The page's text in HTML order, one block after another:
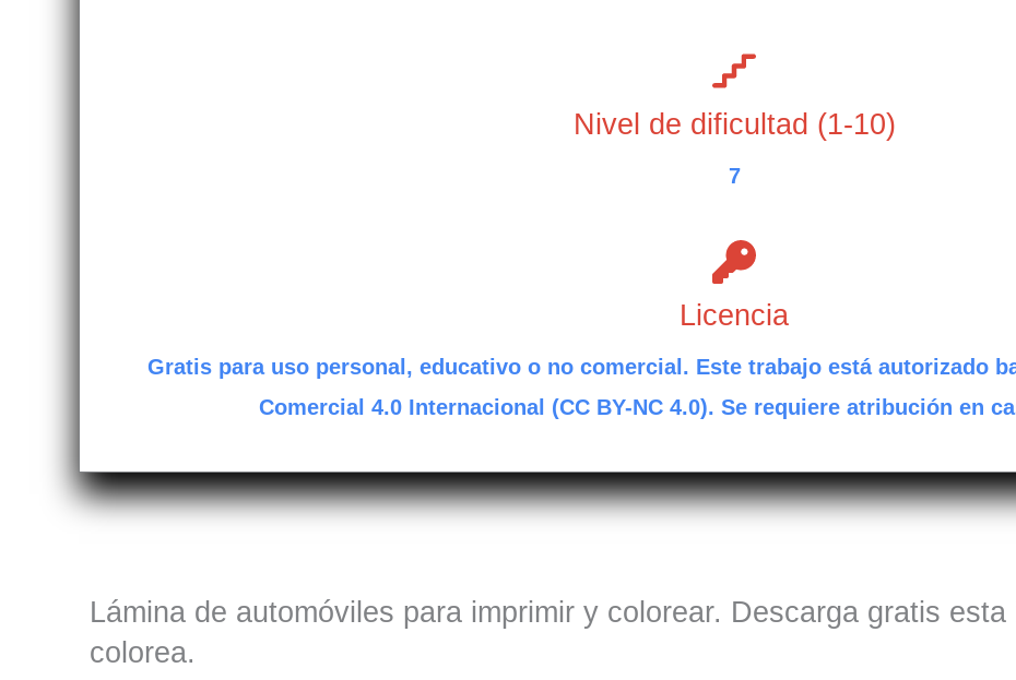
Nivel de dificultad (1-10)
7
Licencia
Gratis para uso personal, educativo o no comercial. Este trabajo está autorizado
Comercial 4.0 Internacional (CC BY-NC 4.0). Se requiere atribución en
Lámina de automóviles para imprimir y colorear. Descarga gratis
colorea.